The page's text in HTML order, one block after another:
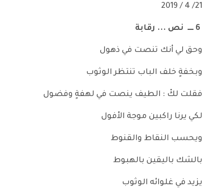
21/ 4 / 2019
ــــ نص ... رقابة
وحق لي أنك تنصت في ذهول
وبخفةٍ خلف الباب تنتظر الوثوب
فقلت لكْ : الطيف ينصت في لهفةٍ وفضول
لكي يرنا راكبين موجة الأفول
ويحسب النقاط والقنوط
بالشك باليقين بالهبوط
يزيد في غلوائه الوثوب